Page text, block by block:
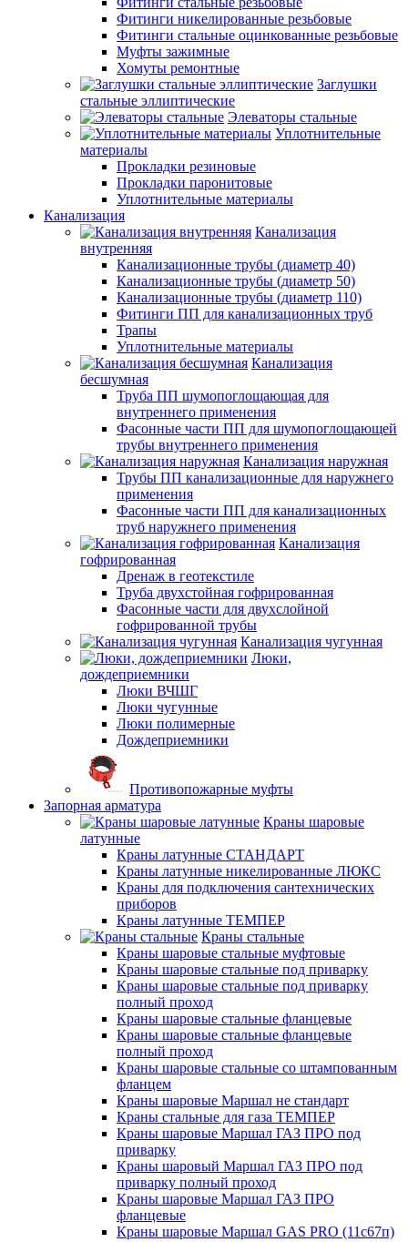
Фитинги никелированные резьбовые
Фитинги стальные оцинкованные резьбовые
Муфты зажимные
Хомуты ремонтные
Заглушки
стальные эллиптические
Элеваторы стальные
Уплотнительные
материалы
Прокладки резиновые
Прокладки паронитовые
Уплотнительные материалы
Канализация
Канализация
внутренняя
Канализационные трубы (диаметр 40)
Канализационные трубы (диаметр 50)
Канализационные трубы (диаметр 110)
Фитинги ПП для канализационных труб
Трапы
Уплотнительные материалы
Канализация
бесшумная
Труба ПП шумопоглощающая для
внутреннего применения
Фасонные части ПП для шумопоглощающей
трубы внутреннего применения
Канализация наружная
Трубы ПП канализационные для наружнего
применения
Фасонные части ПП для канализационных
труб наружнего применения
Канализация
гофрированная
Дренаж в геотекстиле
Труба двухстойная гофрированная
Фасонные части для двухслойной
гофрированной трубы
Канализация чугунная
Люки,
дождеприемники
Люки ВЧШГ
Люки чугунные
Люки полимерные
Дождеприемники
Противопожарные муфты
Запорная арматура
Краны шаровые
латунные
Краны латунные СТАНДАРТ
Краны латунные никелированные ЛЮКС
Краны для подключения сантехнических
приборов
Краны латунные ТЕМПЕР
Краны стальные
Краны шаровые стальные муфтовые
Краны шаровые стальные под приварку
Краны шаровые стальные под приварку
полный проход
Краны шаровые стальные фланцевые
Краны шаровые стальные фланцевые
полный проход
Краны шаровые стальные со штампованным
фланцем
Краны шаровые Маршал не стандарт
Краны стальные для газа ТЕМПЕР
Краны шаровые Маршал ГАЗ ПРО под
приварку
Краны шаровый Маршал ГАЗ ПРО под
приварку полный проход
Краны шаровые Маршал ГАЗ ПРО
фланцевые
Краны шаровые Маршал GAS PRO (11с67п)